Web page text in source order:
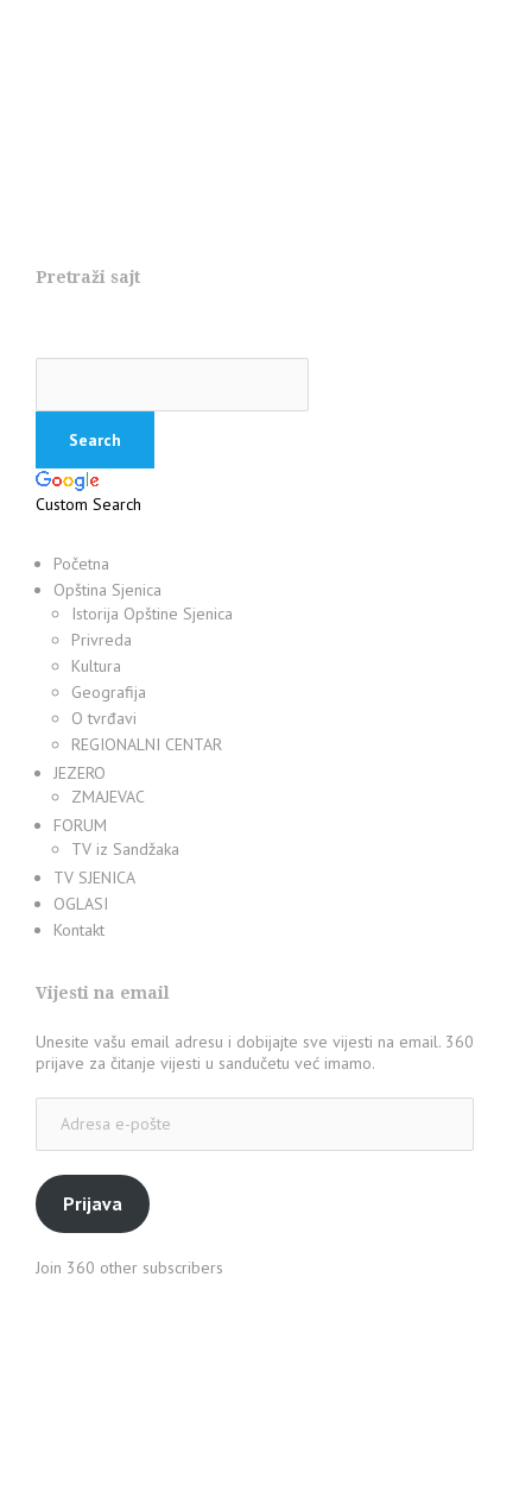
Pretraži sajt
Custom Search
Početna
Opština Sjenica
Istorija Opštine Sjenica
Privreda
Kultura
Geografija
O tvrđavi
REGIONALNI CENTAR
JEZERO
ZMAJEVAC
FORUM
TV iz Sandžaka
TV SJENICA
OGLASI
Kontakt
Vijesti na email
Unesite vašu email adresu i dobijajte sve vijesti na email. 360
prijave za čitanje vijesti u sandučetu već imamo.
pošte
Prijava
Join 360 other subscribers